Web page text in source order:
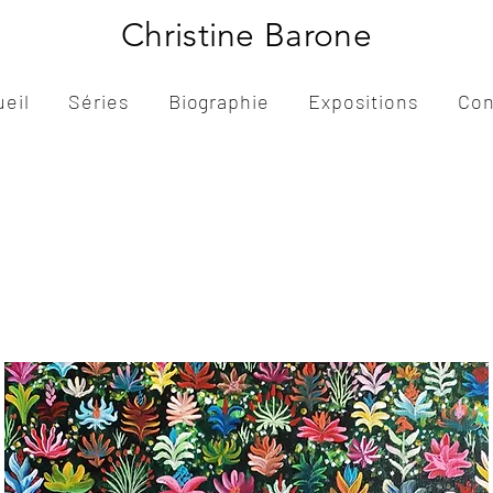
Christine Barone
Séries Biographie Expositions